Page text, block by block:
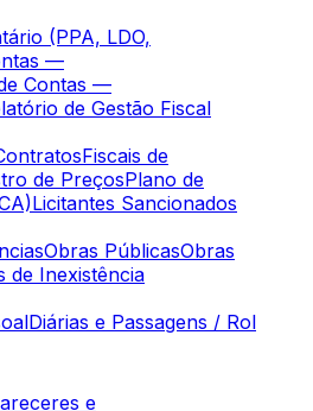
(PPA, LDO,
—
Contas —
de Gestão Fiscal
Fiscais de
de PreçosPlano de
Licitantes Sancionados
Obras PúblicasObras
de Inexistência
Diárias e Passagens / Rol
e